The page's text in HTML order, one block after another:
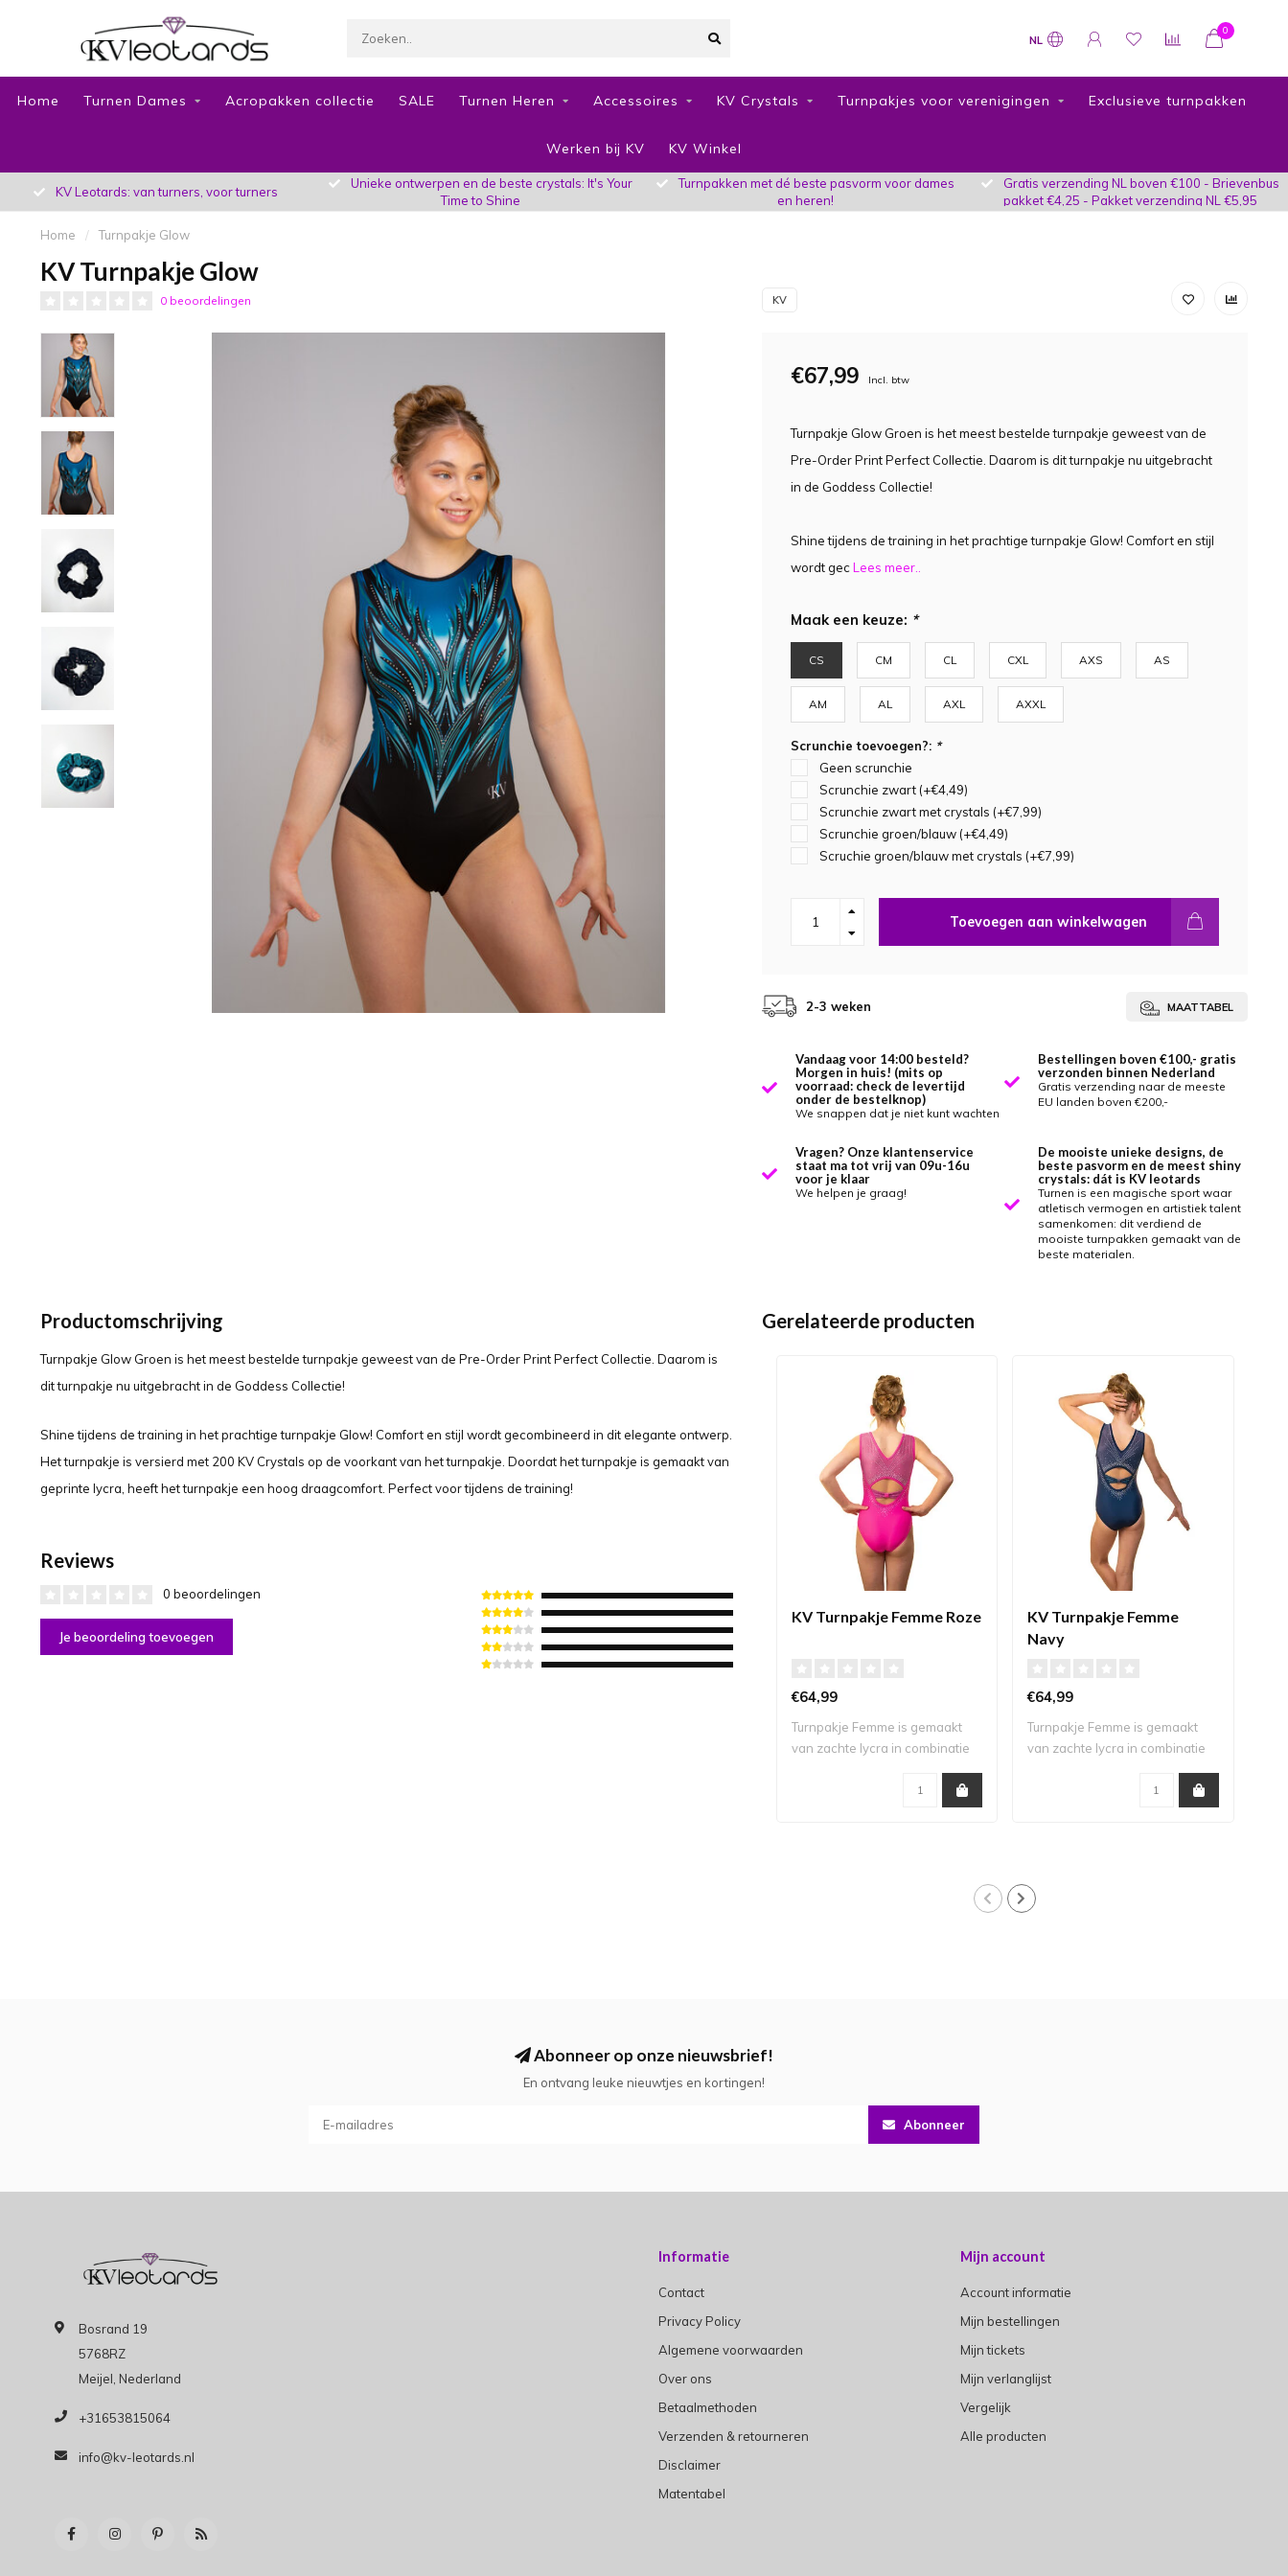
NL
0
Home Turnen Dames Acropakken collectie SALE Turnen Heren Accessoires KV Crystals Turnpakjes voor verenigingen Exclusieve turnpakken
Werken bij KV KV Winkel
KV Leotards: van turners, voor turners
Unieke ontwerpen en de beste crystals: It's Your
Time to Shine
Turnpakken met dé beste pasvorm voor dames
en heren!
Gratis verzending NL boven €100 - Brievenbus
pakket €4,25 - Pakket verzending NL €5,95
Home / Turnpakje Glow
KV Turnpakje Glow
0 beoordelingen KV
€67,99 Incl. btw
Turnpakje Glow Groen is het meest bestelde turnpakje geweest van de
Pre-Order Print Perfect Collectie. Daarom is dit turnpakje nu uitgebracht
in de Goddess Collectie!
Shine tijdens de training in het prachtige turnpakje Glow! Comfort en stijl
wordt gec Lees meer..
Maak een keuze: *
CS CM CL CXL AXS AS
AM AL AXL AXXL
Scrunchie toevoegen?: *
Geen scrunchie
Scrunchie zwart (+€4,49)
Scrunchie zwart met crystals (+€7,99)
Scrunchie groen/blauw (+€4,49)
Scruchie groen/blauw met crystals (+€7,99)
Toevoegen aan winkelwagen
2-3 weken MAATTABEL
Vandaag voor 14:00 besteld?
Morgen in huis! (mits op
voorraad: check de levertijd
onder de bestelknop)
We snappen dat je niet kunt wachten
Bestellingen boven €100,- gratis
verzonden binnen Nederland
Gratis verzending naar de meeste
EU landen boven €200,-
Vragen? Onze klantenservice
staat ma tot vrij van 09u-16u
voor je klaar
We helpen je graag!
De mooiste unieke designs, de
beste pasvorm en de meest shiny
crystals: dát is KV leotards
Turnen is een magische sport waar
atletisch vermogen en artistiek talent
samenkomen: dit verdiend de
mooiste turnpakken gemaakt van de
beste materialen.
Productomschrijving
Turnpakje Glow Groen is het meest bestelde turnpakje geweest van de Pre-Order Print Perfect Collectie. Daarom is
dit turnpakje nu uitgebracht in de Goddess Collectie!
Shine tijdens de training in het prachtige turnpakje Glow! Comfort en stijl wordt gecombineerd in dit elegante ontwerp.
Het turnpakje is versierd met 200 KV Crystals op de voorkant van het turnpakje. Doordat het turnpakje is gemaakt van
geprinte lycra, heeft het turnpakje een hoog draagcomfort. Perfect voor tijdens de training!
Reviews
0 beoordelingen
Je beoordeling toevoegen
Gerelateerde producten
KV Turnpakje Femme Roze
€64,99
Turnpakje Femme is gemaakt
van zachte lycra in combinatie
KV Turnpakje Femme
Navy
€64,99
Turnpakje Femme is gemaakt
van zachte lycra in combinatie
Abonneer op onze nieuwsbrief!
En ontvang leuke nieuwtjes en kortingen!
Abonneer
Bosrand 19
5768RZ
Meijel, Nederland
+31653815064
info@kv-leotards.nl
Informatie
Contact
Privacy Policy
Algemene voorwaarden
Over ons
Betaalmethoden
Verzenden & retourneren
Disclaimer
Matentabel
Mijn account
Account informatie
Mijn bestellingen
Mijn tickets
Mijn verlanglijst
Vergelijk
Alle producten